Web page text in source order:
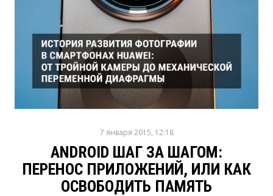
7 января 2015, 12:18
ANDROID ШАГ ЗА ШАГОМ:
ПЕРЕНОС ПРИЛОЖЕНИЙ, ИЛИ КАК
ОСВОБОДИТЬ ПАМЯТЬ